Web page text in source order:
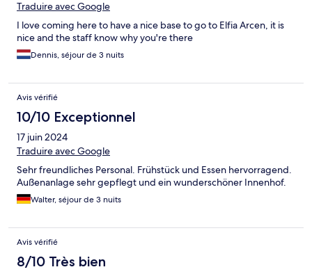
Traduire avec Google
I love coming here to have a nice base to go to Elfia Arcen, it is
nice and the staff know why you're there
Dennis, séjour de 3 nuits
Avis vérifié
10/10 Exceptionnel
17 juin 2024
Traduire avec Google
Sehr freundliches Personal. Frühstück und Essen hervorragend.
Außenanlage sehr gepflegt und ein wunderschöner Innenhof.
Walter, séjour de 3 nuits
Avis vérifié
8/10 Très bien